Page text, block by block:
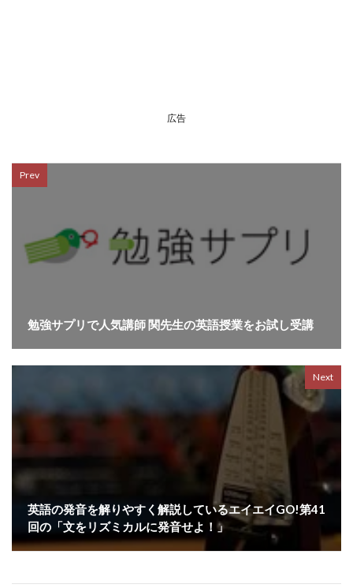
広告
Prev
勉強サプリで人気講師 関先生の英語授業をお試し受講
Next
英語の発音を解りやすく解説しているエイエイGO!第41
回の「文をリズミカルに発音せよ！」